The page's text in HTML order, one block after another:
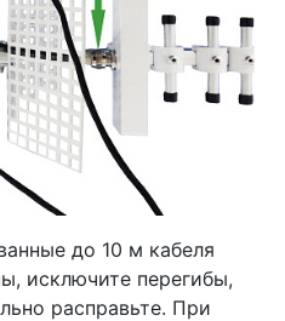
до 10 м кабеля
исключите перегибы,
расправьте. При